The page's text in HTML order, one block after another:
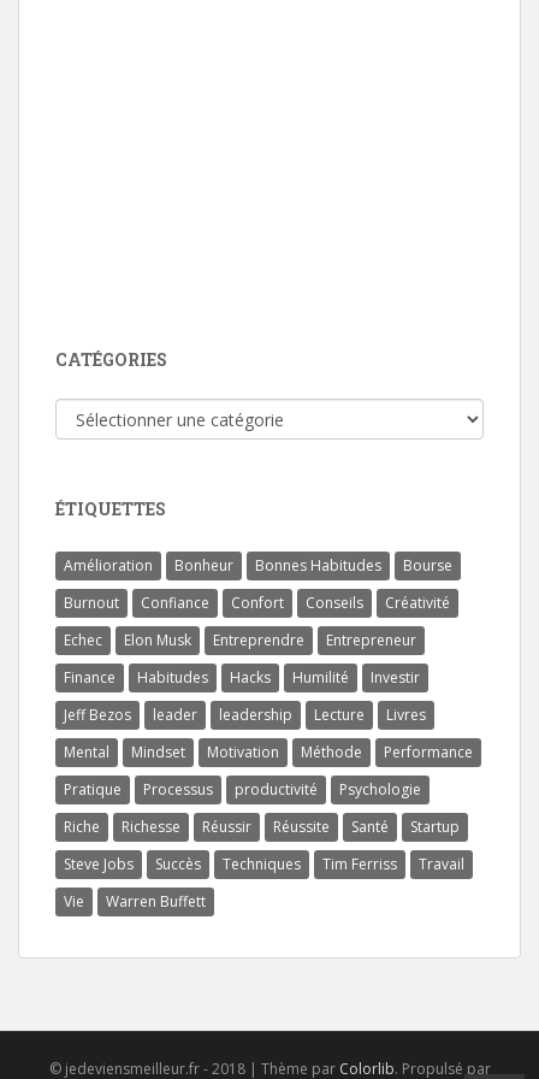
CATÉGORIES
Catégories
ÉTIQUETTES
Amélioration Bonheur Bonnes Habitudes
Bourse
Burnout
Confiance Confort Conseils
Créativité
Echec
Elon Musk Entreprendre
Entrepreneur
Finance
Habitudes Hacks Humilité
Investir
Jeff Bezos
leader leadership Lecture
Livres
Mental
Mindset Motivation Méthode
Performance
Pratique
Processus productivité
Psychologie
Riche
Richesse Réussir Réussite Santé
Startup
Steve Jobs
Succès Techniques Tim Ferriss
Travail
Vie
Warren Buffett
© jedeviensmeilleur.fr - 2018 | Thème par Colorlib. Propulsé par